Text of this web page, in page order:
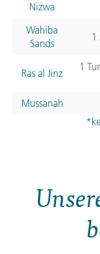
Nizwa
Wahiba
Sands
1
Ras al Jinz
1
Mussanah